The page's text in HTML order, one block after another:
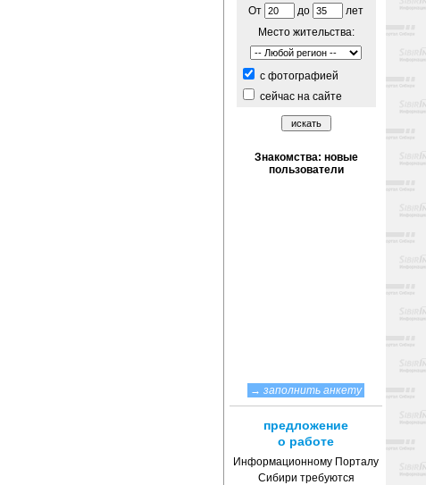
От
до
лет
Место жительства:
c фотографией
сейчас на сайте
→ заполнить анкету
предложение
о работе
Информационному Порталу
Сибири требуются